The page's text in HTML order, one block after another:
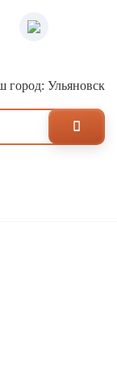
город: Ульяновск